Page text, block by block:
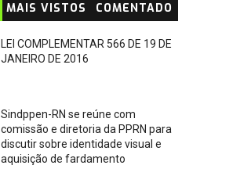
MAIS VISTOS COMENTADO
LEI COMPLEMENTAR 566 DE 19 DE
JANEIRO DE 2016
Sindppen-RN se reúne com
comissão e diretoria da PPRN para
discutir sobre identidade visual e
aquisição de fardamento